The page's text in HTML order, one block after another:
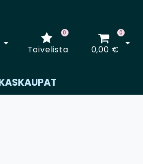
Avaa kirjautuminen
Toivelista
0 0
0,00 €